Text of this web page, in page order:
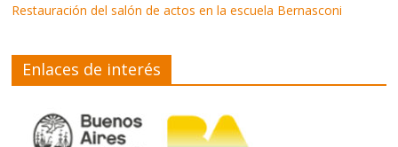
Restauración del salón de actos en la escuela Bernasconi
Enlaces de interés